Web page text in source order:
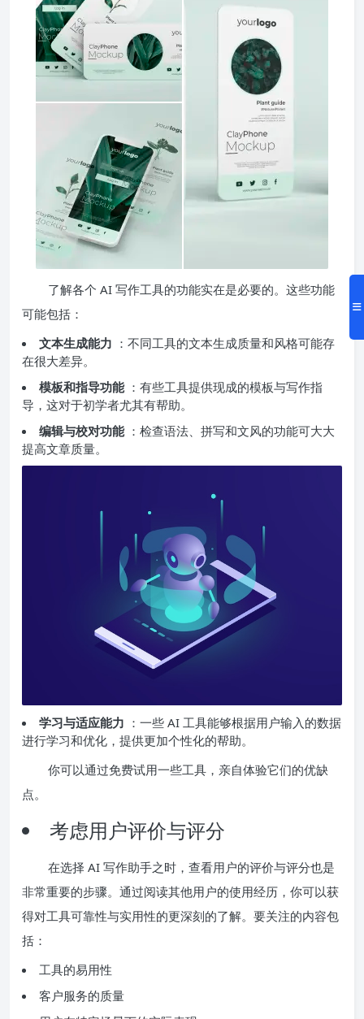
了解各个 AI 写作工具的功能实在是必要的。这些功能
可能包括：
文本生成能力 ：不同工具的文本生成质量和风格可能存
在很大差异。
模板和指导功能 ：有些工具提供现成的模板与写作指
导，这对于初学者尤其有帮助。
编辑与校对功能 ：检查语法、拼写和文风的功能可大大
提高文章质量。
学习与适应能力 ：一些 AI 工具能够根据用户输入的数据
进行学习和优化，提供更加个性化的帮助。
你可以通过免费试用一些工具，亲自体验它们的优缺
点。
考虑用户评价与评分
在选择 AI 写作助手之时，查看用户的评价与评分也是
非常重要的步骤。通过阅读其他用户的使用经历，你可以获
得对工具可靠性与实用性的更深刻的了解。要关注的内容包
括：
工具的易用性
客户服务的质量